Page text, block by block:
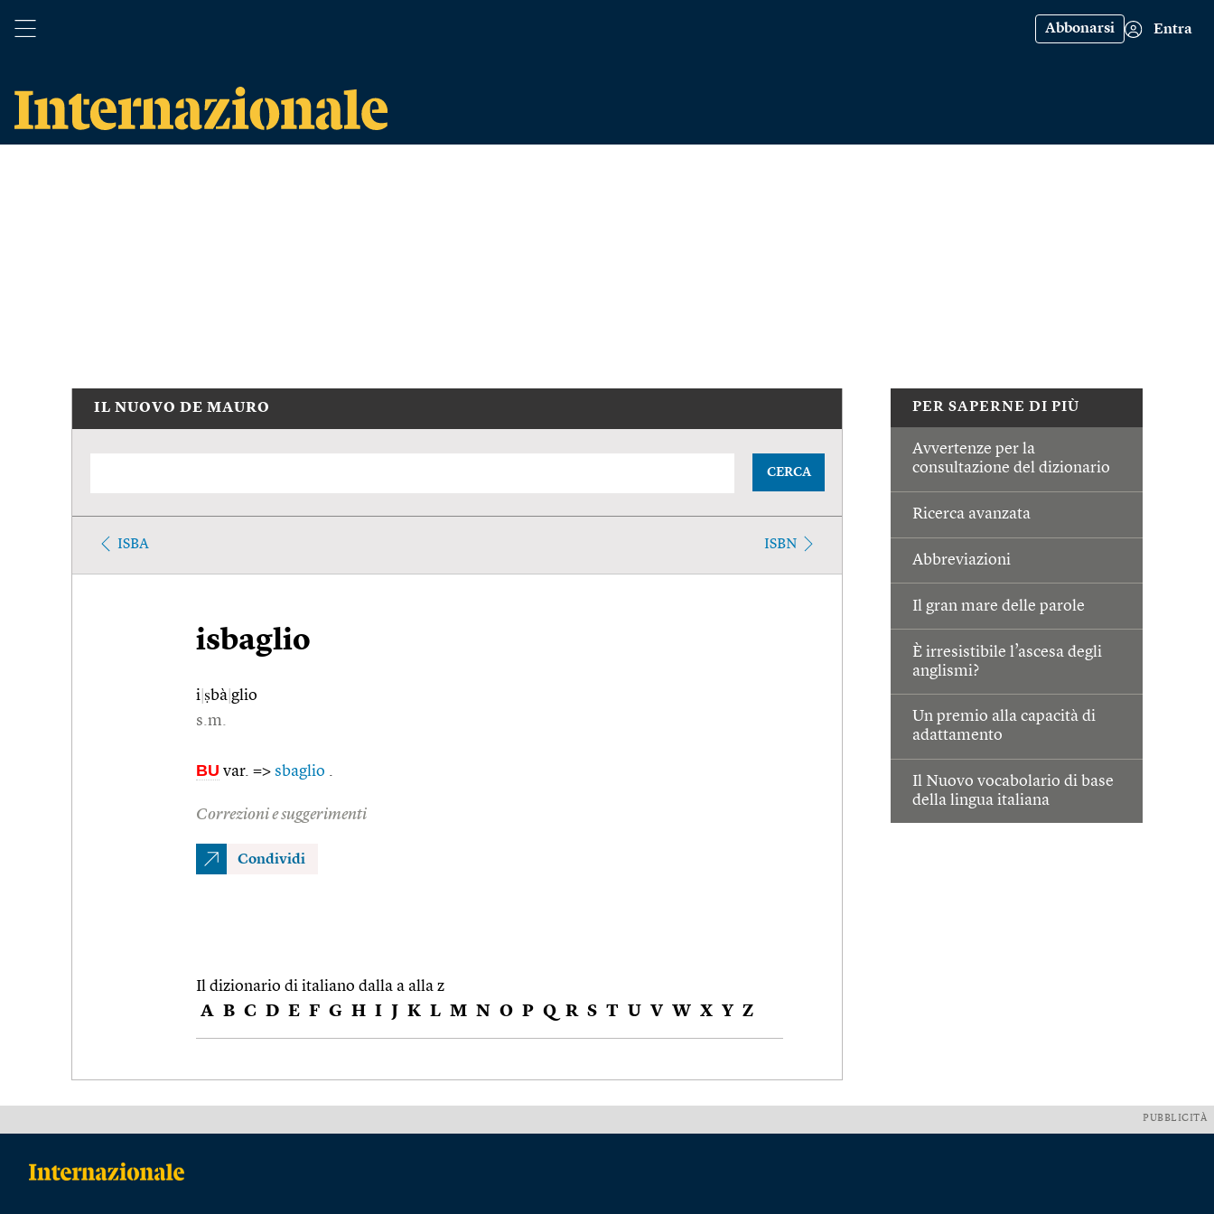
Abbonarsi Entra
PER SAPERNE DI PIÙ
Avvertenze per la
consultazione del dizionario
Ricerca avanzata
Abbreviazioni
Il gran mare delle parole
È irresistibile l’ascesa degli
anglismi?
Un premio alla capacità di
adattamento
Il Nuovo vocabolario di base
della lingua italiana
IL NUOVO DE MAURO
CERCA
ISBA ISBN
isbaglio
i ṣbà glio
s.m.
BU var. => sbaglio .
Correzioni e suggerimenti
Condividi
Il dizionario di italiano dalla a alla z
A B C D E F G H I J K L M N O P Q R S T U V W X Y Z
PUBBLICITÀ